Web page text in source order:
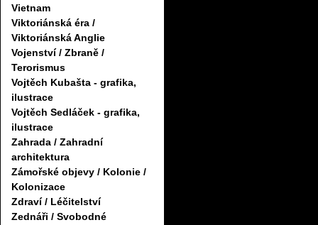
Vietnam
Viktoriánská éra /
Viktoriánská Anglie
Vojenství / Zbraně /
Terorismus
Vojtěch Kubašta - grafika,
ilustrace
Vojtěch Sedláček - grafika,
ilustrace
Zahrada / Zahradní
architektura
Zámořské objevy / Kolonie /
Kolonizace
Zdraví / Léčitelství
Zednáři / Svobodné